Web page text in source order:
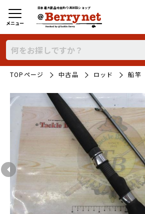
日本最大新品中古釣り具WEBショップ
メニュー
TOPページ 中古品 ロッド 船竿